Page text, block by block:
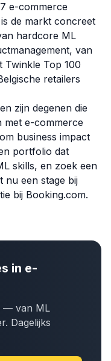
e-commerce
de markt concreet
hardcore ML
van
Twinkle Top 100
retailers
zijn degenen die
met e-commerce
business impact
portfolio dat
skills, en zoek een
nu een stage bij
bij Booking.com.
in e-
— van ML
Dagelijks